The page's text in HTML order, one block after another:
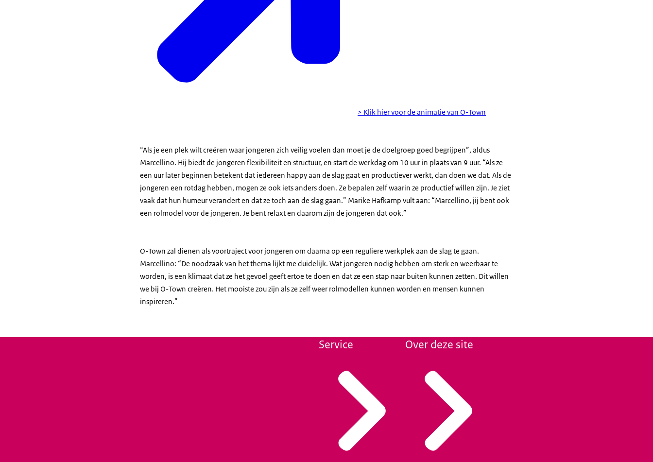
> Klik hier voor de animatie van O-Town
“Als je een plek wilt creëren waar jongeren zich veilig voelen dan moet je de doelgroep goed begrijpen”, aldus
Marcellino. Hij biedt de jongeren flexibiliteit en structuur, en start de werkdag om 10 uur in plaats van 9 uur. “Als ze
een uur later beginnen betekent dat iedereen happy aan de slag gaat en productiever werkt, dan doen we dat. Als de
jongeren een rotdag hebben, mogen ze ook iets anders doen. Ze bepalen zelf waarin ze productief willen zijn. Je ziet
vaak dat hun humeur verandert en dat ze toch aan de slag gaan.” Marike Hafkamp vult aan: “Marcellino, jij bent ook
een rolmodel voor de jongeren. Je bent relaxt en daarom zijn de jongeren dat ook.”
O-Town zal dienen als voortraject voor jongeren om daarna op een reguliere werkplek aan de slag te gaan.
Marcellino: “De noodzaak van het thema lijkt me duidelijk. Wat jongeren nodig hebben om sterk en weerbaar te
worden, is een klimaat dat ze het gevoel geeft ertoe te doen en dat ze een stap naar buiten kunnen zetten. Dit willen
we bij O-Town creëren. Het mooiste zou zijn als ze zelf weer rolmodellen kunnen worden en mensen kunnen
inspireren.”
Service Over deze site